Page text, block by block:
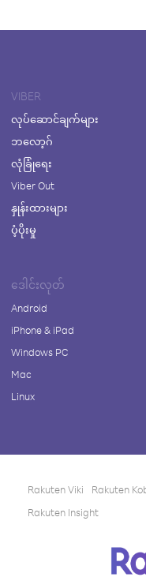
VIBER
လုပ်ဆောင်ချက်များ
ဘလော့ဂ်
လုံခြုံရေး
Viber Out
နှုန်းထားများ
ပံ့ပိုးမှု
ဒေါင်းလုတ်
Android
iPhone & iPad
Windows PC
Mac
Linux
Rakuten Viki Rakuten
Rakuten Insight